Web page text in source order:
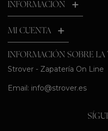
INFORMACIÓN
MI CUENTA
INFORMACIÓN SOBRE LA
Strover - Zapatería On Line
Email: info@strover.es